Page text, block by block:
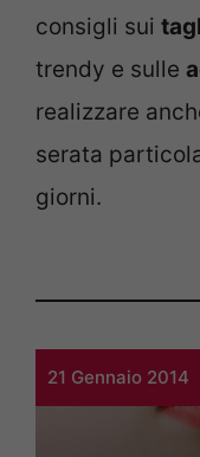
consigli sui
trendy e sulle
realizzare
serata
giorni.
21 Gennaio 2014